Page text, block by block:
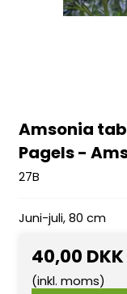
Amsonia
Pagels -
27B
Juni-juli, 80 cm
40,00 DKK
(inkl. moms)